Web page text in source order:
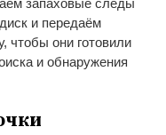
запаховые следы
и передаём
чтобы они готовили
и обнаружения